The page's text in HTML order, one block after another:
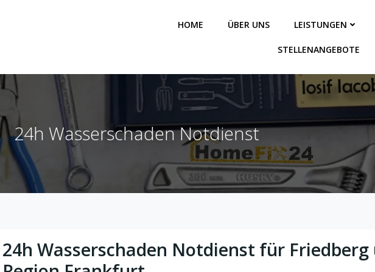
HOME ÜBER UNS LEISTUNGEN
STELLENANGEBOTE
24h Wasserschaden Notdienst
24h Wasserschaden Notdienst für Friedberg